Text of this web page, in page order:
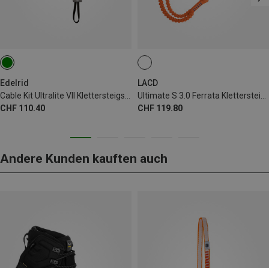
Edelrid
CHF 110.40
LACD
CHF 119.80
Andere Kunden kauften auch